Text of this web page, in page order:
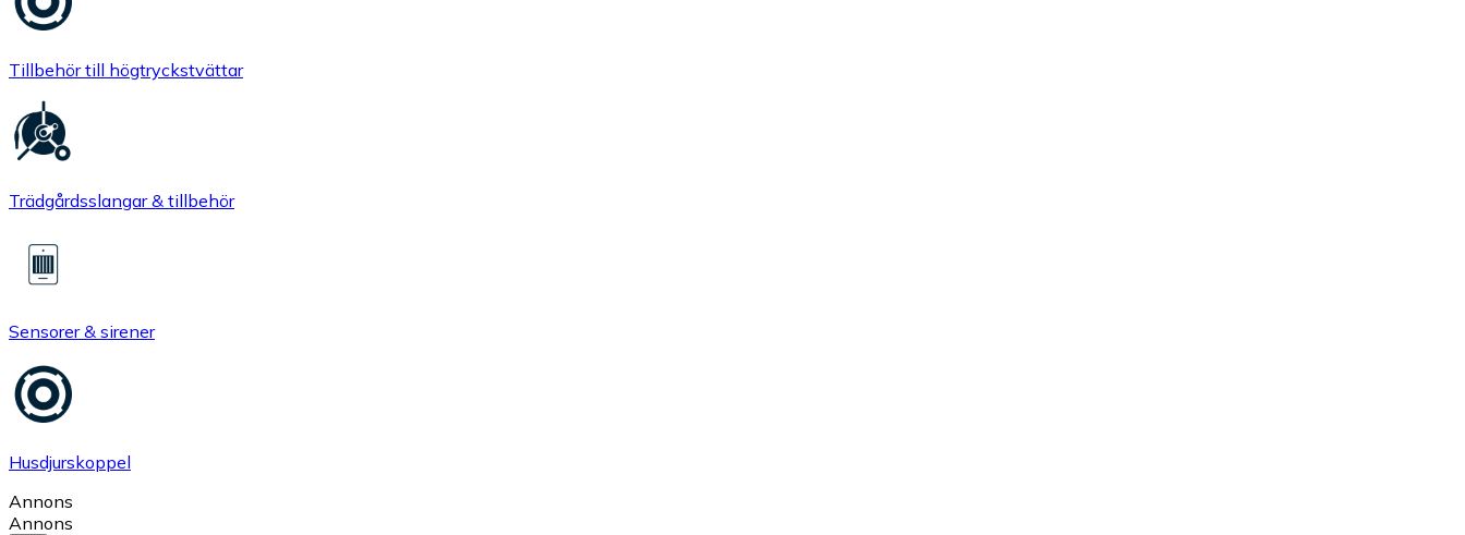
Tillbehör till högtryckstvättar
Trädgårdsslangar & tillbehör
Sensorer & sirener
Husdjurskoppel
Annons
Annons